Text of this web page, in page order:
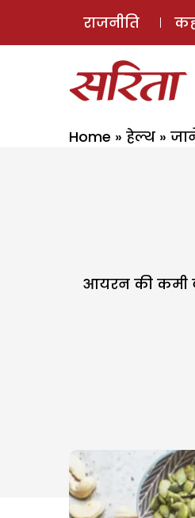
राजनीति
Home » हेल्थ »
आयरन की कमी व